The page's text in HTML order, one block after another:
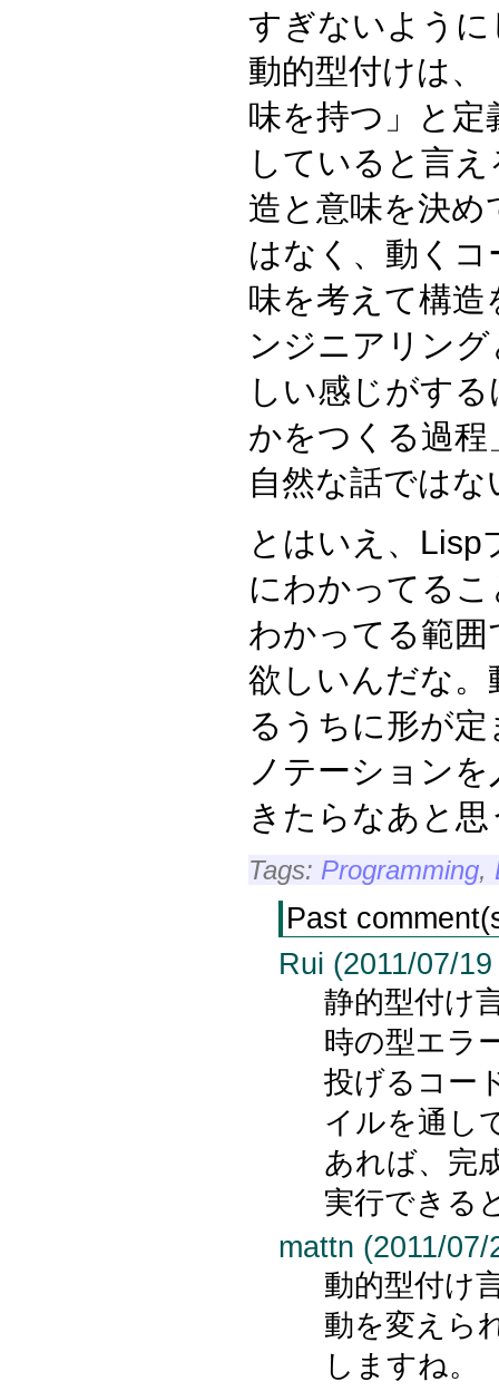
すぎないよう
動的型付けは、
味を持つ」と定
していると言
造と意味を決
はなく、動く
味を考えて構
ンジニアリン
しい感じがす
かをつくる過
自然な話ではな
とはいえ、Lisp
にわかってる
わかってる範
欲しいんだな
るうちに形が
ノテーション
きたらなあと
Tags: Programming,
Past
Rui (2011/07/
静的型付け
時の型エラ
投げるコー
イルを通し
あれば、完
実行できる
mattn (2011/
動的型付け
動を変えら
しますね。